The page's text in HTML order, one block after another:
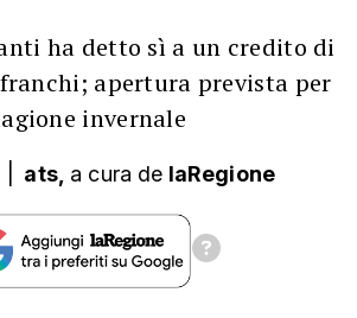
ha detto sì a un credito di
apertura prevista per
invernale
ats, a cura de laRegione